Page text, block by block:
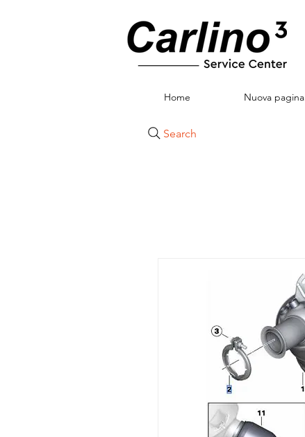
Home Nuova pagina
Search